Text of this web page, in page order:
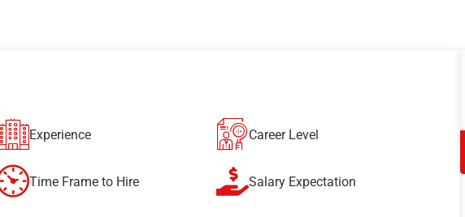
Experience Career Level
Time Frame to Hire Salary Expectation